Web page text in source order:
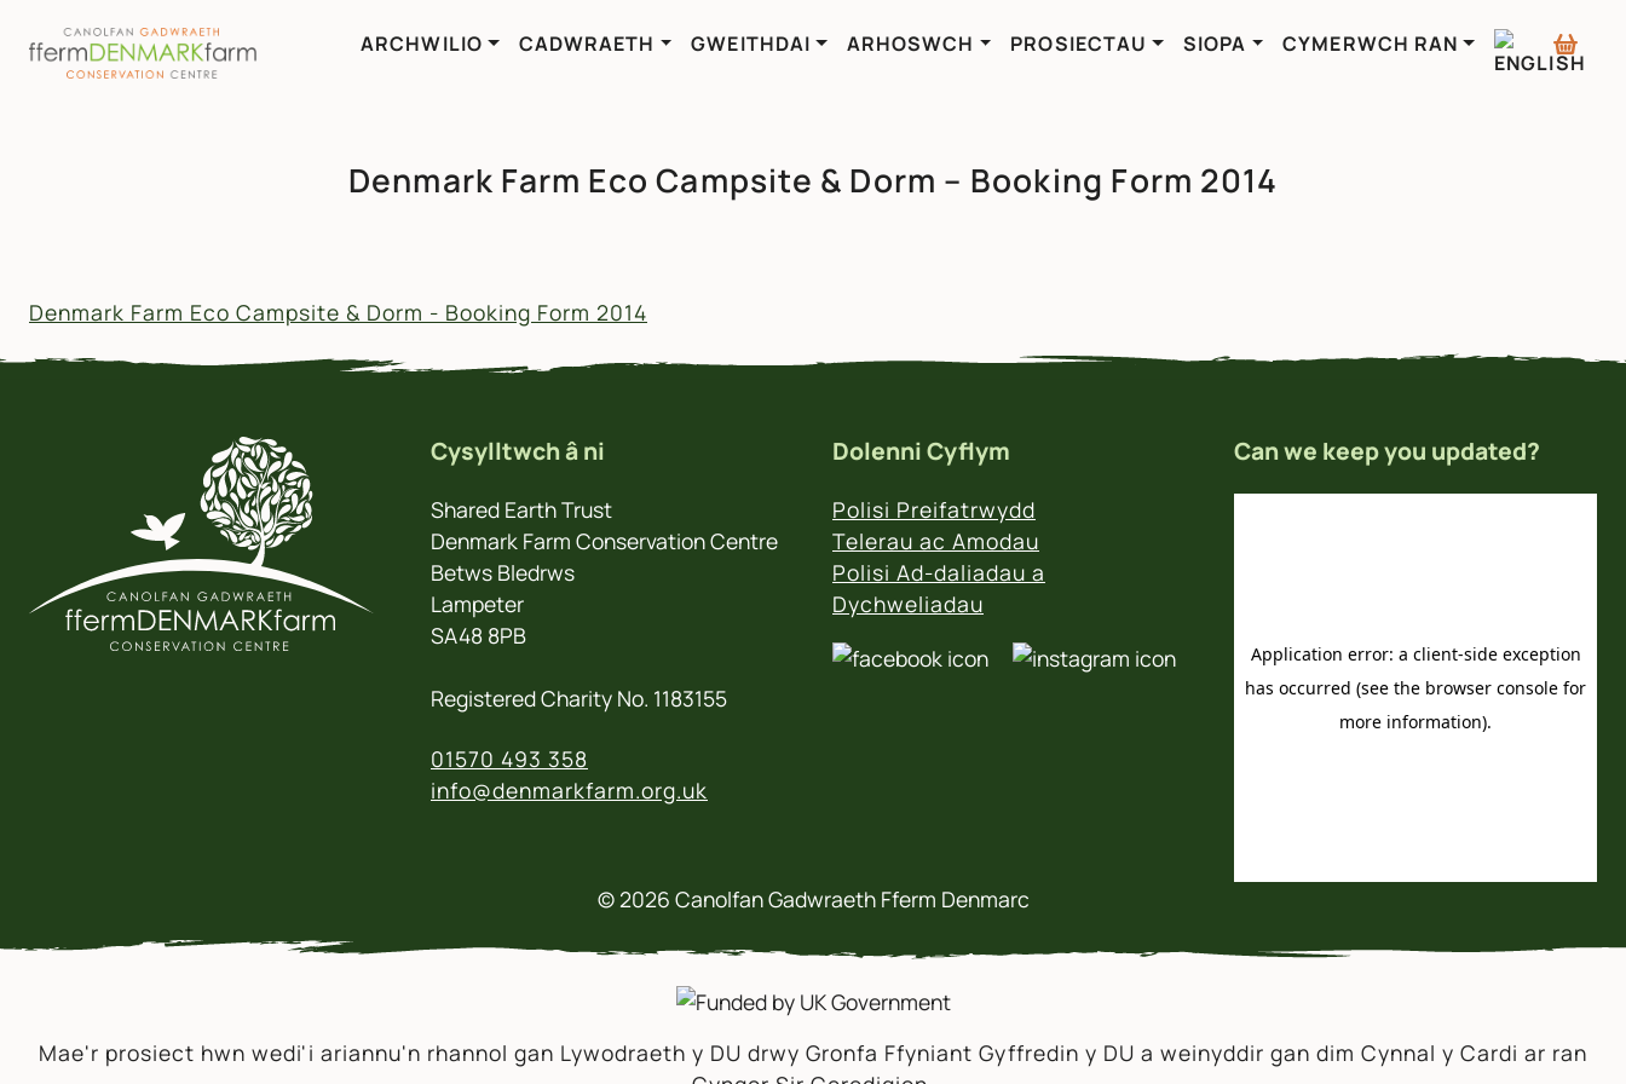
PRIF LYWIO
ARCHWILIO CADWRAETH GWEITHDAI ARHOSWCH PROSIECTAU SIOPA CYMERWCH RAN
Denmark Farm Eco Campsite & Dorm – Booking Form 2014
Denmark Farm Eco Campsite & Dorm - Booking Form 2014
Cysylltwch â ni
Shared Earth Trust
Denmark Farm Conservation Centre
Betws Bledrws
Lampeter
SA48 8PB
Registered Charity No. 1183155
01570 493 358
info@denmarkfarm.org.uk
Dolenni Cyflym
Polisi Preifatrwydd
Telerau ac Amodau
Polisi Ad-daliadau a
Dychweliadau
Can we keep you updated?
© 2026 Canolfan Gadwraeth Fferm Denmarc
Mae'r prosiect hwn wedi'i ariannu'n rhannol gan Lywodraeth y DU drwy Gronfa Ffyniant Gyffredin y DU a weinyddir gan dim Cynnal y Cardi ar ran